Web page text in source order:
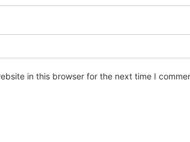
in this browser for the next time I